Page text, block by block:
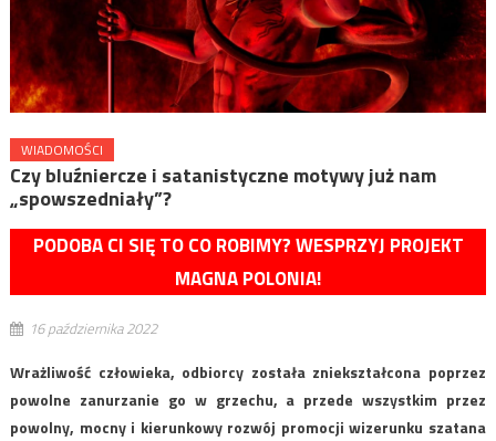
WIADOMOŚCI
Czy bluźniercze i satanistyczne motywy już nam
„spowszedniały”?
PODOBA CI SIĘ TO CO ROBIMY? WESPRZYJ PROJEKT
MAGNA POLONIA!
16 października 2022
Wrażliwość człowieka, odbiorcy została zniekształcona poprzez
powolne zanurzanie go w grzechu, a przede wszystkim przez
powolny, mocny i kierunkowy rozwój promocji wizerunku szatana